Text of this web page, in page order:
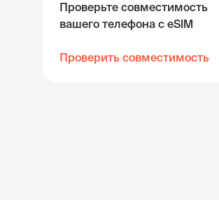
Проверьте совместимость
вашего телефона с eSIM
Проверить совместимость